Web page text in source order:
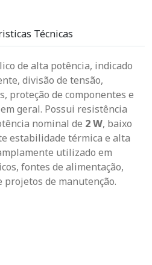
Técnicas
de alta potência, indicado
divisão de tensão,
proteção de componentes e
geral. Possui resistência
nominal de 2 W, baixo
estabilidade térmica e alta
utilizado em
fontes de alimentação,
de manutenção.